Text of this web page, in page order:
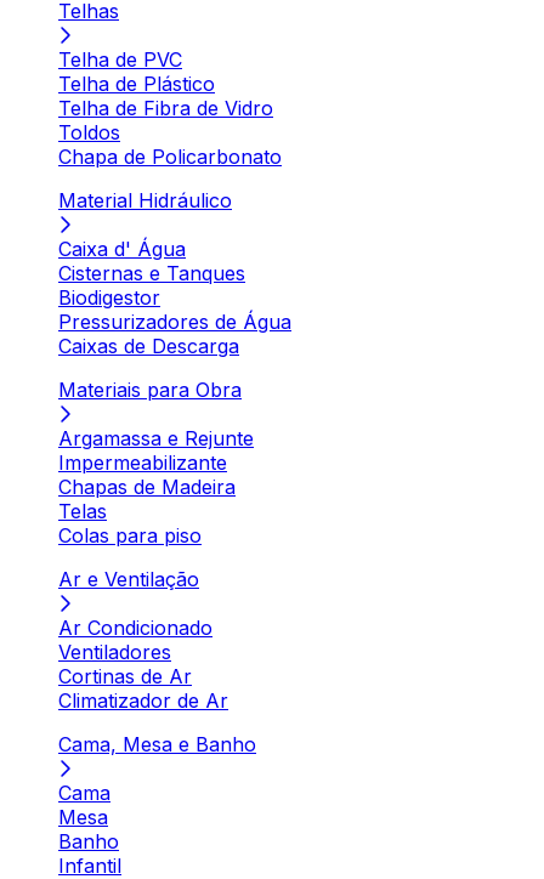
Telhas
Telha de PVC
Telha de Plástico
Telha de Fibra de Vidro
Toldos
Chapa de Policarbonato
Material Hidráulico
Caixa d' Água
Cisternas e Tanques
Biodigestor
Pressurizadores de Água
Caixas de Descarga
Materiais para Obra
Argamassa e Rejunte
Impermeabilizante
Chapas de Madeira
Telas
Colas para piso
Ar e Ventilação
Ar Condicionado
Ventiladores
Cortinas de Ar
Climatizador de Ar
Cama, Mesa e Banho
Cama
Mesa
Banho
Infantil